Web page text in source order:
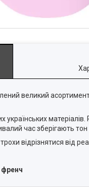
великий асортимент
українських
час зберігають тон
відрізнятися від
френч